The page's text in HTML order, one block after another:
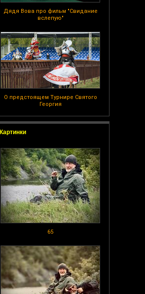
Дядя Вова про фильм "Свидание
вслепую"
О предстоящем Турнире Святого
Георгия
Картинки
65